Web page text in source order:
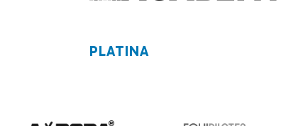
PLATINA